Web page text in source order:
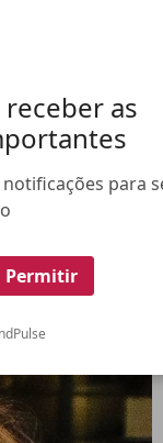
as
para
Permitir